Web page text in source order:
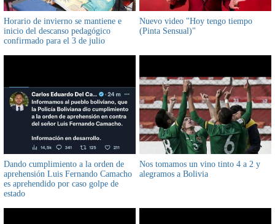
Horario de invierno se mantiene e
inicio del descanso pedagógico
confirmado para el 3 de julio
Nuevo video "Hoy tengo tiempo
(Pinta Sensual)"
Dando cumplimiento a la orden de
aprehensión Luis Fernando Camacho
es aprehendido por caso golpe de
estado
Nos tomamos un vino tinto 4 a 2 y
alegramos a Bolivia